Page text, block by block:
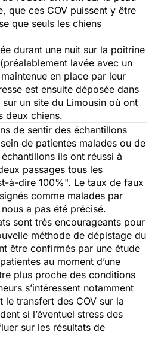
que ces COV puissent y être
que seuls les chiens
durant une nuit sur la poitrine
lavée avec un
en place par leur
est ensuite déposée dans
un site du Limousin où ont
deux chiens.
de sentir des échantillons
de patientes malades ou de
ils ont réussi à
passages tous les
à-dire 100%". Le taux de faux
comme malades par
a pas été précisé.
sont très encourageants pour
méthode de dépistage du
être confirmés par une étude
au moment d’une
plus proche des conditions
s’intéressent notamment
transfert des COV sur la
si l’éventuel stress des
sur les résultats de